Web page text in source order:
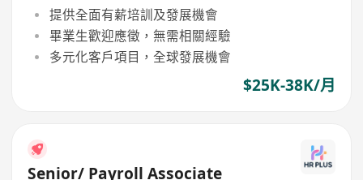
提供全面有薪培訓及發展機會
畢業生歡迎應徵，無需相關經驗
多元化客戶項目，全球發展機會
$25K-38K/月
Senior/ Payroll Associate